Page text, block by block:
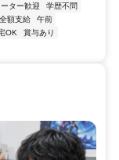
ター歓迎
学歴不問
額支給
午前
OK
賞与あり